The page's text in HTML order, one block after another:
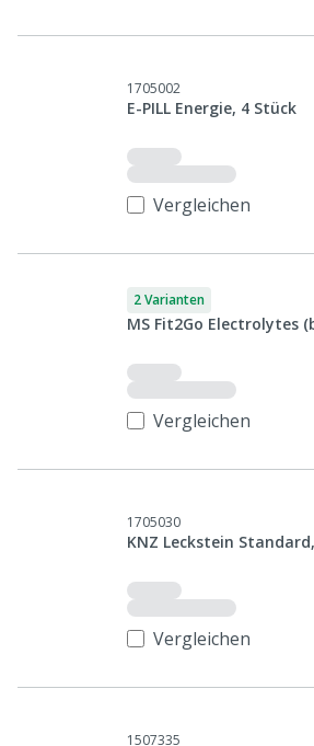
1705002
E-PILL Energie, 4 Stück
Vergleichen
2 Varianten
MS Fit2Go Electrolytes
Vergleichen
1705030
KNZ Leckstein
Vergleichen
1507335